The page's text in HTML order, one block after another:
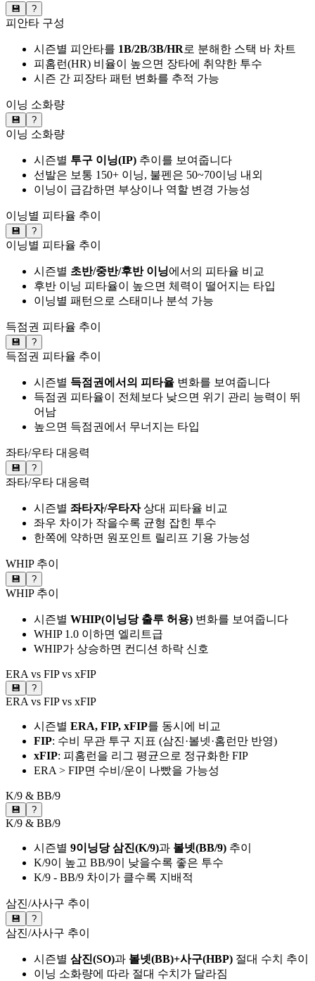
💾 ?
피안타 구성
시즌별 피안타를 1B/2B/3B/HR로 분해한 스택 바 차트
피홈런(HR) 비율이 높으면 장타에 취약한 투수
시즌 간 피장타 패턴 변화를 추적 가능
이닝 소화량
💾 ?
이닝 소화량
시즌별 투구 이닝(IP) 추이를 보여줍니다
선발은 보통 150+ 이닝, 불펜은 50~70이닝 내외
이닝이 급감하면 부상이나 역할 변경 가능성
이닝별 피타율 추이
💾 ?
이닝별 피타율 추이
시즌별 초반/중반/후반 이닝에서의 피타율 비교
후반 이닝 피타율이 높으면 체력이 떨어지는 타입
이닝별 패턴으로 스태미나 분석 가능
득점권 피타율 추이
💾 ?
득점권 피타율 추이
시즌별 득점권에서의 피타율 변화를 보여줍니다
득점권 피타율이 전체보다 낮으면 위기 관리 능력이 뛰
어남
높으면 득점권에서 무너지는 타입
좌타/우타 대응력
💾 ?
좌타/우타 대응력
시즌별 좌타자/우타자상대 피타율 비교
좌우 차이가 작을수록 균형 잡힌 투수
한쪽에 약하면 원포인트 릴리프 기용 가능성
WHIP 추이
💾 ?
WHIP 추이
시즌별 WHIP(이닝당 출루 허용) 변화를 보여줍니다
WHIP 1.0 이하면 엘리트급
WHIP가 상승하면 컨디션 하락 신호
ERA vs FIP vs xFIP
💾 ?
ERA vs FIP vs xFIP
시즌별 ERA, FIP, xFIP를 동시에 비교
FIP: 수비 무관 투구 지표 (삼진·볼넷·홈런만 반영)
xFIP: 피홈런을 리그 평균으로 정규화한 FIP
ERA > FIP면 수비/운이 나빴을 가능성
K/9 & BB/9
💾 ?
K/9 & BB/9
시즌별 9이닝당 삼진(K/9)과 볼넷(BB/9) 추이
K/9이 높고 BB/9이 낮을수록 좋은 투수
K/9 - BB/9 차이가 클수록 지배적
삼진/사사구 추이
💾 ?
삼진/사사구 추이
시즌별 삼진(SO)과 볼넷(BB)+사구(HBP) 절대 수치 추이
이닝 소화량에 따라 절대 수치가 달라짐